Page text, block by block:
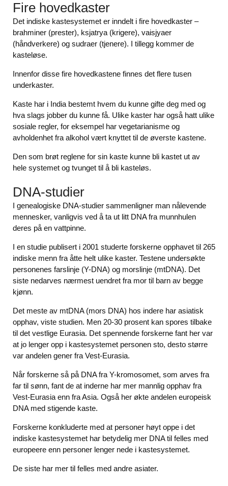
Fire hovedkaster
Det indiske kastesystemet er inndelt i fire hovedkaster –
brahminer (prester), ksjatrya (krigere), vaisjyaer
(håndverkere) og sudraer (tjenere). I tillegg kommer de
kasteløse.
Innenfor disse fire hovedkastene finnes det flere tusen
underkaster.
Kaste har i India bestemt hvem du kunne gifte deg med og
hva slags jobber du kunne få. Ulike kaster har også hatt ulike
sosiale regler, for eksempel har vegetarianisme og
avholdenhet fra alkohol vært knyttet til de øverste kastene.
Den som brøt reglene for sin kaste kunne bli kastet ut av
hele systemet og tvunget til å bli kasteløs.
DNA-studier
I genealogiske DNA-studier sammenligner man nålevende
mennesker, vanligvis ved å ta ut litt DNA fra munnhulen
deres på en vattpinne.
I en studie publisert i 2001 studerte forskerne opphavet til 265
indiske menn fra åtte helt ulike kaster. Testene undersøkte
personenes farslinje (Y-DNA) og morslinje (mtDNA). Det
siste nedarves nærmest uendret fra mor til barn av begge
kjønn.
Det meste av mtDNA (mors DNA) hos indere har asiatisk
opphav, viste studien. Men 20-30 prosent kan spores tilbake
til det vestlige Eurasia. Det spennende forskerne fant her var
at jo lenger opp i kastesystemet personen sto, desto større
var andelen gener fra Vest-Eurasia.
Når forskerne så på DNA fra Y-kromosomet, som arves fra
far til sønn, fant de at inderne har mer mannlig opphav fra
Vest-Eurasia enn fra Asia. Også her økte andelen europeisk
DNA med stigende kaste.
Forskerne konkluderte med at personer høyt oppe i det
indiske kastesystemet har betydelig mer DNA til felles med
europeere enn personer lenger nede i kastesystemet.
De siste har mer til felles med andre asiater.